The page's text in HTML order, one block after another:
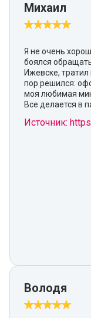
Михаил
Я не очень
боялся
Ижевске,
пор решился:
моя любимая
Все делается в
Источник:
Володя